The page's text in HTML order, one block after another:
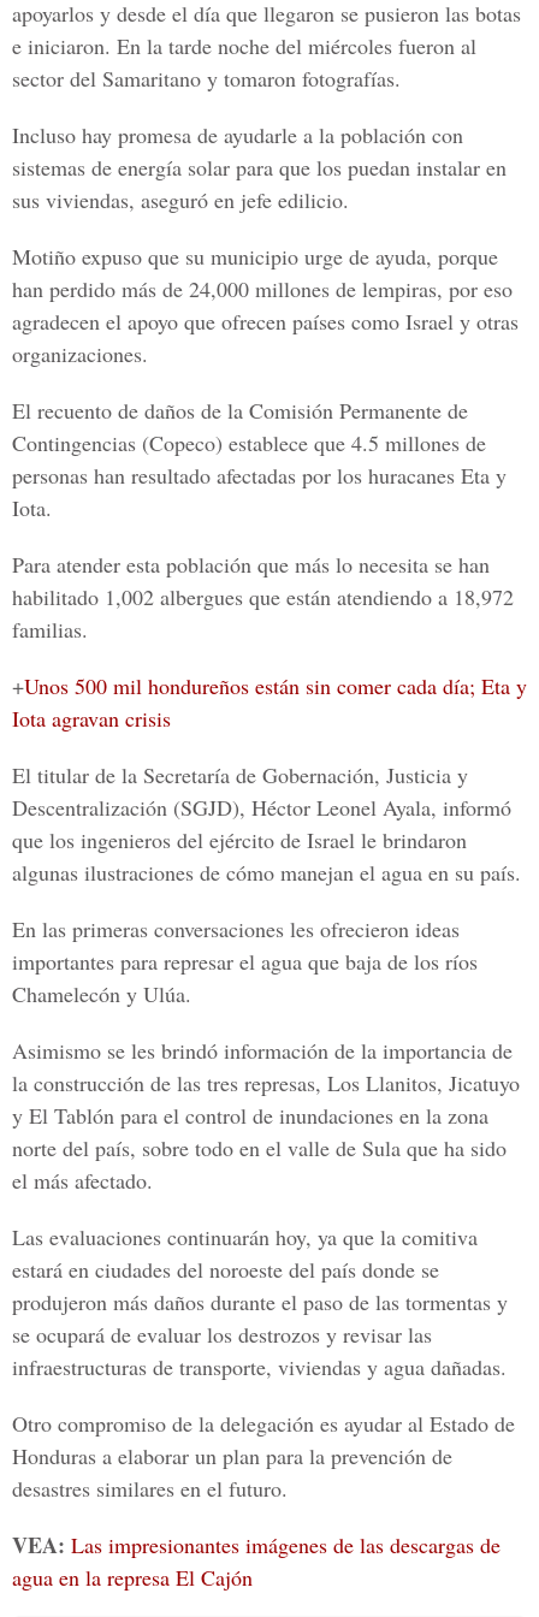
apoyarlos y desde el día que llegaron se pusieron las botas
e iniciaron. En la tarde noche del miércoles fueron al
sector del Samaritano y tomaron fotografías.
Incluso hay promesa de ayudarle a la población con
sistemas de energía solar para que los puedan instalar en
sus viviendas, aseguró en jefe edilicio.
Motiño expuso que su municipio urge de ayuda, porque
han perdido más de 24,000 millones de lempiras, por eso
agradecen el apoyo que ofrecen países como Israel y otras
organizaciones.
El recuento de daños de la Comisión Permanente de
Contingencias (Copeco) establece que 4.5 millones de
personas han resultado afectadas por los huracanes Eta y
Iota.
Para atender esta población que más lo necesita se han
habilitado 1,002 albergues que están atendiendo a 18,972
familias.
+Unos 500 mil hondureños están sin comer cada día; Eta y
Iota agravan crisis
El titular de la Secretaría de Gobernación, Justicia y
Descentralización (SGJD), Héctor Leonel Ayala, informó
que los ingenieros del ejército de Israel le brindaron
algunas ilustraciones de cómo manejan el agua en su país.
En las primeras conversaciones les ofrecieron ideas
importantes para represar el agua que baja de los ríos
Chamelecón y Ulúa.
Asimismo se les brindó información de la importancia de
la construcción de las tres represas, Los Llanitos, Jicatuyo
y El Tablón para el control de inundaciones en la zona
norte del país, sobre todo en el valle de Sula que ha sido
el más afectado.
Las evaluaciones continuarán hoy, ya que la comitiva
estará en ciudades del noroeste del país donde se
produjeron más daños durante el paso de las tormentas y
se ocupará de evaluar los destrozos y revisar las
infraestructuras de transporte, viviendas y agua dañadas.
Otro compromiso de la delegación es ayudar al Estado de
Honduras a elaborar un plan para la prevención de
desastres similares en el futuro.
VEA: Las impresionantes imágenes de las descargas de
agua en la represa El Cajón